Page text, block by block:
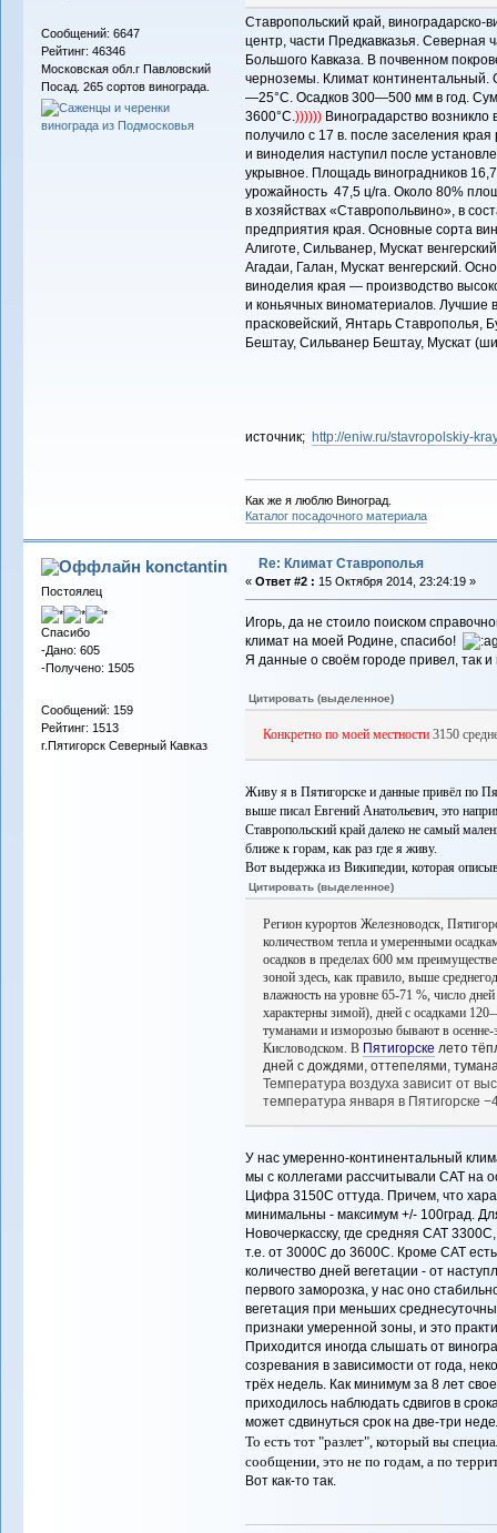
Сообщений: 6647
Рейтинг: 46346
Московская обл.г Павловский
Посад. 265 сортов винограда.
Ставропольский край, виноградарско-
центр, части Предкавказья.
Большого Кавказа. В почвенном
черноземы. Климат
—25°С. Осадков 300—500 мм в год.
3600°С. ))))))Виноградарство возникло
получило с 17 в. после заселения
и виноделия наступил после
укрывное. Площадь виноградников
урожайность 47,5 ц/га. Около 80%
в хозяйствах «Ставропольвино», в
предприятия края. Основные сорта
Алиготе, Сильванер, Мускат
Агадаи, Галан, Мускат венгерский.
виноделия края — производство
и коньячных виноматериалов. Лучшие
прасковейский, Янтарь Ставрополья,
Бештау, Сильванер Бештау, Мускат
источник; http://eniw.ru/stavropolskiy-
Как же я люблю Виноград.
Каталог посадочного материала
konctantin
Постоялец
Спасибо
-Дано: 605
-Получено: 1505
Сообщений: 159
Рейтинг: 1513
г.Пятигорск Северный Кавказ
Re: Климат Ставрополья
« Ответ #2 : 15 Октября 2014, 23:24:19 »
Игорь, да не стоило поиском
климат на моей Родине, спасибо!
Я данные о своём городе привел, так и
Цитировать (выделенное)
Конкретно по моей местности 3150
Живу я в Пятигорске и данные привёл по
выше писал Евгений Анатольевич, это
Ставропольский край далеко не самый
ближе к горам, как раз где я живу.
Вот выдержка из Википедии, которая
Цитировать (выделенное)
Регион курортов Железноводск,
количеством тепла и умеренными
осадков в пределах 600 мм
зоной здесь, как правило, выше
влажность на уровне 65-71 %, число
характерны зимой), дней с осадками
туманами и изморозью бывают в осенне-
Кисловодском. В Пятигорске лето
дней с дождями, оттепелями,
Температура воздуха зависит от
температура января в Пятигорске
У нас умеренно-континентальный
мы с коллегами рассчитывали САТ на
Цифра 3150С оттуда. Причем, что
минимальны - максимум +/- 100град.
Новочеркасску, где средняя САТ
т.е. от 3000С до 3600С. Кроме САТ
количество дней вегетации - от
первого заморозка, у нас оно
вегетация при меньших
признаки умеренной зоны, и это
Приходится иногда слышать от
созревания в зависимости от года,
трёх недель. Как минимум за 8 лет
приходилось наблюдать сдвигов в
может сдвинуться срок на две-три
То есть тот "разлет", который вы
сообщении, это не по годам, а по
Вот как-то так.